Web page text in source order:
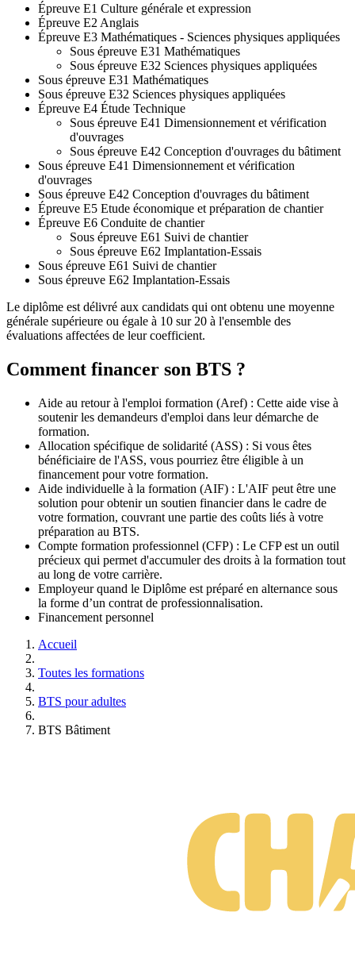
Épreuve E1 Culture générale et expression
Épreuve E2 Anglais
Épreuve E3 Mathématiques - Sciences physiques appliquées
Sous épreuve E31 Mathématiques
Sous épreuve E32 Sciences physiques appliquées
Sous épreuve E31 Mathématiques
Sous épreuve E32 Sciences physiques appliquées
Épreuve E4 Étude Technique
Sous épreuve E41 Dimensionnement et vérification
d'ouvrages
Sous épreuve E42 Conception d'ouvrages du bâtiment
Sous épreuve E41 Dimensionnement et vérification
d'ouvrages
Sous épreuve E42 Conception d'ouvrages du bâtiment
Épreuve E5 Etude économique et préparation de chantier
Épreuve E6 Conduite de chantier
Sous épreuve E61 Suivi de chantier
Sous épreuve E62 Implantation-Essais
Sous épreuve E61 Suivi de chantier
Sous épreuve E62 Implantation-Essais
Le diplôme est délivré aux candidats qui ont obtenu une moyenne
générale supérieure ou égale à 10 sur 20 à l'ensemble des
évaluations affectées de leur coefficient.
Comment financer son BTS ?
Aide au retour à l'emploi formation (Aref) : Cette aide vise à
soutenir les demandeurs d'emploi dans leur démarche de
formation.
Allocation spécifique de solidarité (ASS) : Si vous êtes
bénéficiaire de l'ASS, vous pourriez être éligible à un
financement pour votre formation.
Aide individuelle à la formation (AIF) : L'AIF peut être une
solution pour obtenir un soutien financier dans le cadre de
votre formation, couvrant une partie des coûts liés à votre
préparation au BTS.
Compte formation professionnel (CFP) : Le CFP est un outil
précieux qui permet d'accumuler des droits à la formation tout
au long de votre carrière.
Employeur quand le Diplôme est préparé en alternance sous
la forme d’un contrat de professionnalisation.
Financement personnel
Accueil
Toutes les formations
BTS pour adultes
BTS Bâtiment